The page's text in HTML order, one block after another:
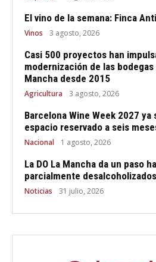
El vino de la semana: Finca
Vinos 3 agosto, 2026
Casi 500 proyectos han
modernización de las
Mancha desde 2015
Agricultura 3 agosto, 2026
Barcelona Wine Week 2027 ya
espacio reservado a seis
Nacional 1 agosto, 2026
La DO La Mancha da un paso
parcialmente desalcoholizados
Noticias 31 julio, 2026